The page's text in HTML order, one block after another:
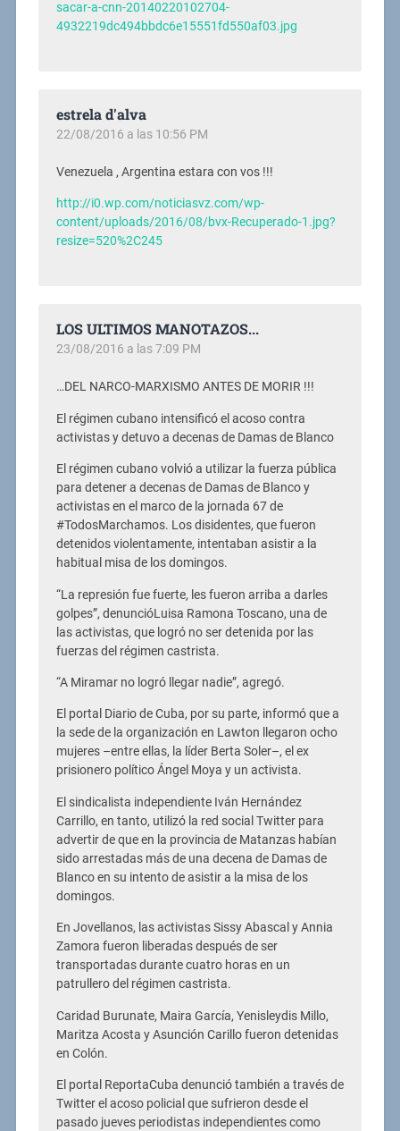
sacar-a-cnn-20140220102704-
4932219dc494bbdc6e15551fd550af03.jpg
estrela d'alva
22/08/2016 a las 10:56 PM
Venezuela , Argentina estara con vos !!!
http://i0.wp.com/noticiasvz.com/wp-
content/uploads/2016/08/bvx-Recuperado-1.jpg?
resize=520%2C245
LOS ULTIMOS MANOTAZOS...
23/08/2016 a las 7:09 PM
…DEL NARCO-MARXISMO ANTES DE MORIR !!!
El régimen cubano intensificó el acoso contra
activistas y detuvo a decenas de Damas de Blanco
El régimen cubano volvió a utilizar la fuerza pública
para detener a decenas de Damas de Blanco y
activistas en el marco de la jornada 67 de
#TodosMarchamos. Los disidentes, que fueron
detenidos violentamente, intentaban asistir a la
habitual misa de los domingos.
“La represión fue fuerte, les fueron arriba a darles
golpes”, denuncióLuisa Ramona Toscano, una de
las activistas, que logró no ser detenida por las
fuerzas del régimen castrista.
“A Miramar no logró llegar nadie”, agregó.
El portal Diario de Cuba, por su parte, informó que a
la sede de la organización en Lawton llegaron ocho
mujeres –entre ellas, la líder Berta Soler–, el ex
prisionero político Ángel Moya y un activista.
El sindicalista independiente Iván Hernández
Carrillo, en tanto, utilizó la red social Twitter para
advertir de que en la provincia de Matanzas habían
sido arrestadas más de una decena de Damas de
Blanco en su intento de asistir a la misa de los
domingos.
En Jovellanos, las activistas Sissy Abascal y Annia
Zamora fueron liberadas después de ser
transportadas durante cuatro horas en un
patrullero del régimen castrista.
Caridad Burunate, Maira García, Yenisleydis Millo,
Maritza Acosta y Asunción Carillo fueron detenidas
en Colón.
El portal ReportaCuba denunció también a través de
Twitter el acoso policial que sufrieron desde el
pasado jueves periodistas independientes como